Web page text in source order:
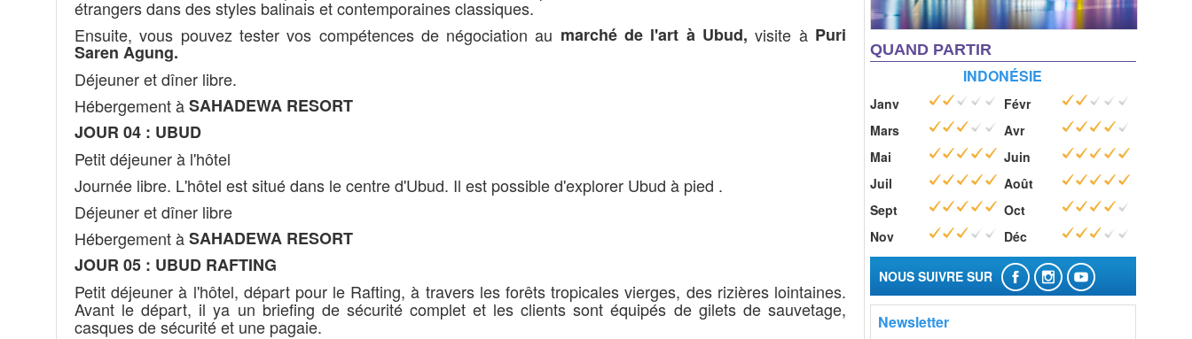
étrangers dans des styles balinais et contemporaines classiques.
Ensuite, vous pouvez tester vos compétences de négociation au marché de l'art à Ubud,visite à Puri
Saren Agung.
Déjeuner et dîner libre.
Hébergement àSAHADEWA RESORT
JOUR 04 : UBUD
Petit déjeuner à l'hôtel
Journée libre. L'hôtel est situé dans le centre d'Ubud. Il est possible d'explorer Ubud à pied .
Déjeuner et dîner libre
Hébergement àSAHADEWA RESORT
JOUR 05 : UBUD RAFTING
Petit déjeuner à l'hôtel, départ pour le Rafting, à travers les forêts tropicales vierges, des rizières lointaines.
Avant le départ, il ya un briefing de sécurité complet et les clients sont équipés de gilets de sauvetage,
casques de sécurité et une pagaie.
QUAND PARTIR
INDONÉSIE
Janv
Févr
Mars
Avr
Mai
Juin
Juil
Août
Sept
Oct
Nov
Déc
NOUS SUIVRE SUR
Newsletter